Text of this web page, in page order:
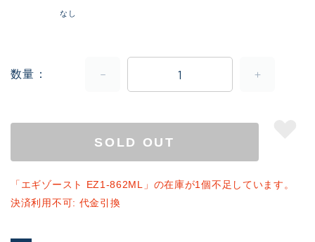
なし
数量
SOLD OUT
「エギゾースト EZ1-862ML」の在庫が1個不足しています。
決済利用不可: 代金引換